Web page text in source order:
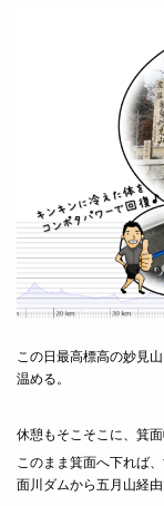
この日最高標高の妙見
温める。
休憩もそこそこに、箕
このまま箕面へ下れば
面川ダムから五月山経